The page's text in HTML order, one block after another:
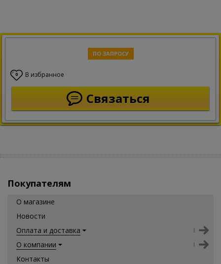
ПО ЗАПРОСУ
0 В избранное
Связаться
Покупателям
О магазине
Новости
Оплата и доставка
О компании
Контакты